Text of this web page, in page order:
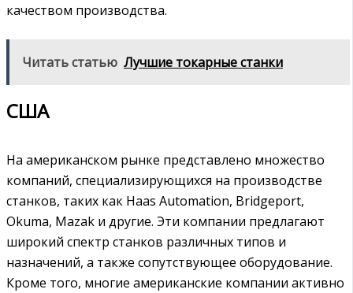
качеством производства.
Читать статью Лучшие токарные станки
США
На американском рынке представлено множество
компаний, специализирующихся на производстве
станков, таких как Haas Automation, Bridgeport,
Okuma, Mazak и другие. Эти компании предлагают
широкий спектр станков различных типов и
назначений, а также сопутствующее оборудование.
Кроме того, многие американские компании активно